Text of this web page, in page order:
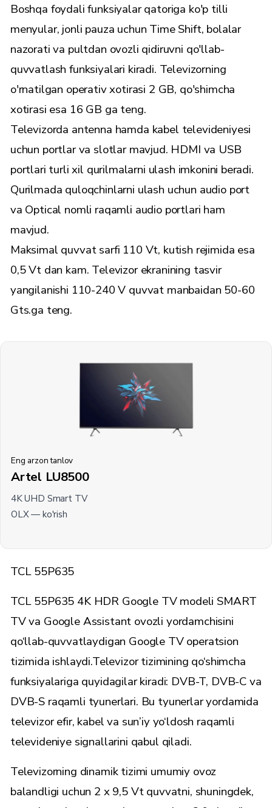
Boshqa foydali funksiyalar qatoriga ko'p tilli
menyular, jonli pauza uchun Time Shift, bolalar
nazorati va pultdan ovozli qidiruvni qo'llab-
quvvatlash funksiyalari kiradi. Televizorning
o'rnatilgan operativ xotirasi 2 GB, qo'shimcha
xotirasi esa 16 GB ga teng.
Televizorda antenna hamda kabel televideniyesi
uchun portlar va slotlar mavjud. HDMI va USB
portlari turli xil qurilmalarni ulash imkonini beradi.
Qurilmada quloqchinlarni ulash uchun audio port
va Optical nomli raqamli audio portlari ham
mavjud.
Maksimal quvvat sarfi 110 Vt, kutish rejimida esa
0,5 Vt dan kam. Televizor ekranining tasvir
yangilanishi 110-240 V quvvat manbaidan 50-60
Gts.ga teng.
Eng arzon tanlov
Artel LU8500
4K UHD Smart TV
OLX — ko'rish
TCL 55P635
TCL 55P635 4K HDR Google TV modeli SMART
TV va Google Assistant ovozli yordamchisini
qo‘llab-quvvatlaydigan Google TV operatsion
tizimida ishlaydi.Televizor tizimining qo‘shimcha
funksiyalariga quyidagilar kiradi: DVB-T, DVB-C va
DVB-S raqamli tyunerlari. Bu tyunerlar yordamida
televizor efir, kabel va sun’iy yo‘ldosh raqamli
televideniye signallarini qabul qiladi.
Televizorning dinamik tizimi umumiy ovoz
balandligi uchun 2 x 9,5 Vt quvvatni, shuningdek,